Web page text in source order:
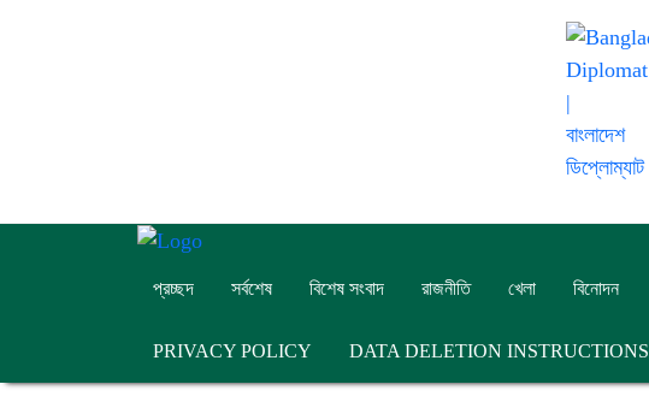
প্রচ্ছদ সর্বশেষ বিশেষ সংবাদ রাজনীতি খেলা বিনোদন
PRIVACY POLICY DATA DELETION INSTRUCTIONS